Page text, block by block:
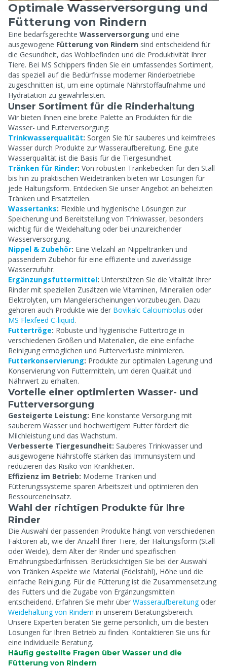
Optimale Wasserversorgung und
Fütterung von Rindern
Eine bedarfsgerechte Wasserversorgung und eine
ausgewogene Fütterung von Rindern sind entscheidend für
die Gesundheit, das Wohlbefinden und die Produktivität Ihrer
Tiere. Bei MS Schippers finden Sie ein umfassendes Sortiment,
das speziell auf die Bedürfnisse moderner Rinderbetriebe
zugeschnitten ist, um eine optimale Nährstoffaufnahme und
Hydratation zu gewährleisten.
Unser Sortiment für die Rinderhaltung
Wir bieten Ihnen eine breite Palette an Produkten für die
Wasser- und Futterversorgung:
Trinkwasserqualität: Sorgen Sie für sauberes und keimfreies
Wasser durch Produkte zur Wasseraufbereitung. Eine gute
Wasserqualität ist die Basis für die Tiergesundheit.
Tränken für Rinder: Von robusten Tränkebecken für den Stall
bis hin zu praktischen Weidetränken bieten wir Lösungen für
jede Haltungsform. Entdecken Sie unser Angebot an beheizten
Tränken und Ersatzteilen.
Wassertanks: Flexible und hygienische Lösungen zur
Speicherung und Bereitstellung von Trinkwasser, besonders
wichtig für die Weidehaltung oder bei unzureichender
Wasserversorgung.
Nippel & Zubehör: Eine Vielzahl an Nippeltränken und
passendem Zubehör für eine effiziente und zuverlässige
Wasserzufuhr.
Ergänzungsfuttermittel: Unterstützen Sie die Vitalität Ihrer
Rinder mit speziellen Zusätzen wie Vitaminen, Mineralien oder
Elektrolyten, um Mangelerscheinungen vorzubeugen. Dazu
gehören auch Produkte wie der Bovikalc Calciumbolus oder
MS Flexfeed C-liquid.
Futtertröge: Robuste und hygienische Futtertröge in
verschiedenen Größen und Materialien, die eine einfache
Reinigung ermöglichen und Futterverluste minimieren.
Futterkonservierung: Produkte zur optimalen Lagerung und
Konservierung von Futtermitteln, um deren Qualität und
Nährwert zu erhalten.
Vorteile einer optimierten Wasser- und
Futterversorgung
Gesteigerte Leistung: Eine konstante Versorgung mit
sauberem Wasser und hochwertigem Futter fördert die
Milchleistung und das Wachstum.
Verbesserte Tiergesundheit: Sauberes Trinkwasser und
ausgewogene Nährstoffe stärken das Immunsystem und
reduzieren das Risiko von Krankheiten.
Effizienz im Betrieb: Moderne Tränken und
Fütterungssysteme sparen Arbeitszeit und optimieren den
Ressourceneinsatz.
Wahl der richtigen Produkte für Ihre
Rinder
Die Auswahl der passenden Produkte hängt von verschiedenen
Faktoren ab, wie der Anzahl Ihrer Tiere, der Haltungsform (Stall
oder Weide), dem Alter der Rinder und spezifischen
Ernährungsbedürfnissen. Berücksichtigen Sie bei der Auswahl
von Tränken Aspekte wie Material (Edelstahl), Höhe und die
einfache Reinigung. Für die Fütterung ist die Zusammensetzung
des Futters und die Zugabe von Ergänzungsmitteln
entscheidend. Erfahren Sie mehr über Wasseraufbereitungoder
Weidehaltung von Rindern in unserem Beratungsbereich.
Unsere Experten beraten Sie gerne persönlich, um die besten
Lösungen für Ihren Betrieb zu finden. Kontaktieren Sie uns für
eine individuelle Beratung.
Häufig gestellte Fragen über Wasser und die
Fütterung von Rindern